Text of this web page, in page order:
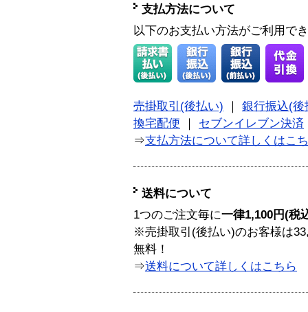
支払方法について
以下のお支払い方法がご利用で
売掛取引(後払い)
銀行振込(後
換宅配便
セブンイレブン決済
⇒支払方法について詳しくはこ
送料について
1つのご注文毎に一律1,100円(税
※売掛取引(後払い)のお客様は
無料！
⇒送料について詳しくはこちら